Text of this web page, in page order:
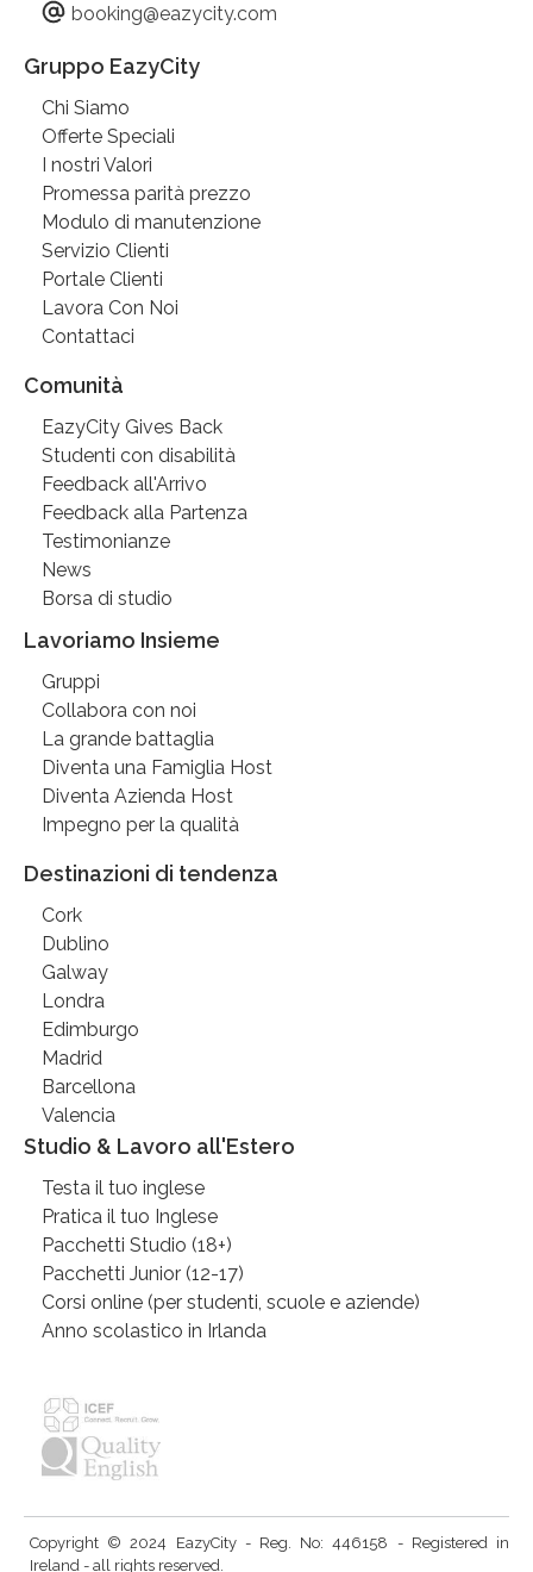
booking@eazycity.com
Gruppo EazyCity
Chi Siamo
Offerte Speciali
I nostri Valori
Promessa parità prezzo
Modulo di manutenzione
Servizio Clienti
Portale Clienti
Lavora Con Noi
Contattaci
Comunità
EazyCity Gives Back
Studenti con disabilità
Feedback all'Arrivo
Feedback alla Partenza
Testimonianze
News
Borsa di studio
Lavoriamo Insieme
Gruppi
Collabora con noi
La grande battaglia
Diventa una Famiglia Host
Diventa Azienda Host
Impegno per la qualità
Destinazioni di tendenza
Cork
Dublino
Galway
Londra
Edimburgo
Madrid
Barcellona
Valencia
Studio & Lavoro all'Estero
Testa il tuo inglese
Pratica il tuo Inglese
Pacchetti Studio (18+)
Pacchetti Junior (12-17)
Corsi online (per studenti, scuole e aziende)
Anno scolastico in Irlanda
Copyright © 2024 EazyCity - Reg. No: 446158 - Registered in
Ireland - all rights reserved.